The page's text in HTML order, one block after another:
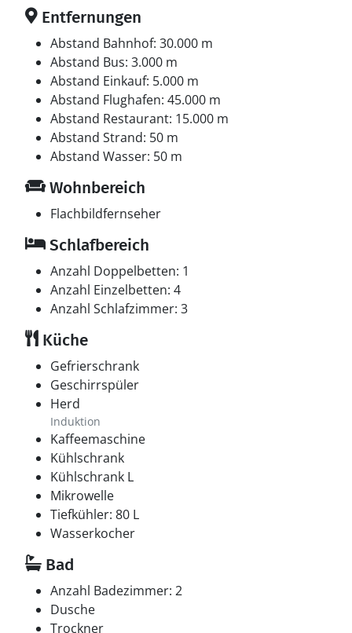
Entfernungen
Abstand Bahnhof: 30.000 m
Abstand Bus: 3.000 m
Abstand Einkauf: 5.000 m
Abstand Flughafen: 45.000 m
Abstand Restaurant: 15.000 m
Abstand Strand: 50 m
Abstand Wasser: 50 m
Wohnbereich
Flachbildfernseher
Schlafbereich
Anzahl Doppelbetten: 1
Anzahl Einzelbetten: 4
Anzahl Schlafzimmer: 3
Küche
Gefrierschrank
Geschirrspüler
Herd
Induktion
Kaffeemaschine
Kühlschrank
Kühlschrank L
Mikrowelle
Tiefkühler: 80 L
Wasserkocher
Bad
Anzahl Badezimmer: 2
Dusche
Trockner